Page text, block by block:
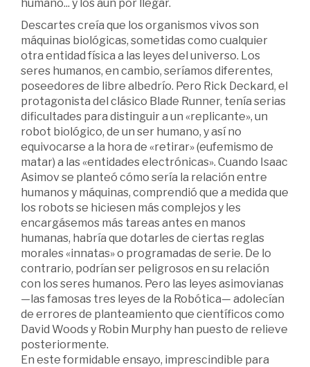
humano... y los aún por llegar.
Descartes creía que los organismos vivos son
máquinas biológicas, sometidas como cualquier
otra entidad física a las leyes del universo. Los
seres humanos, en cambio, seríamos diferentes,
poseedores de libre albedrío. Pero Rick Deckard, el
protagonista del clásico Blade Runner, tenía serias
dificultades para distinguir a un «replicante», un
robot biológico, de un ser humano, y así no
equivocarse a la hora de «retirar» (eufemismo de
matar) a las «entidades electrónicas». Cuando Isaac
Asimov se planteó cómo sería la relación entre
humanos y máquinas, comprendió que a medida que
los robots se hiciesen más complejos y les
encargásemos más tareas antes en manos
humanas, habría que dotarles de ciertas reglas
morales «innatas» o programadas de serie. De lo
contrario, podrían ser peligrosos en su relación
con los seres humanos. Pero las leyes asimovianas
—las famosas tres leyes de la Robótica— adolecían
de errores de planteamiento que científicos como
David Woods y Robin Murphy han puesto de relieve
posteriormente.
En este formidable ensayo, imprescindible para